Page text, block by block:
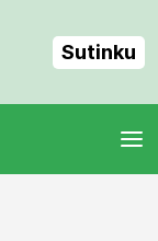
Sutinku